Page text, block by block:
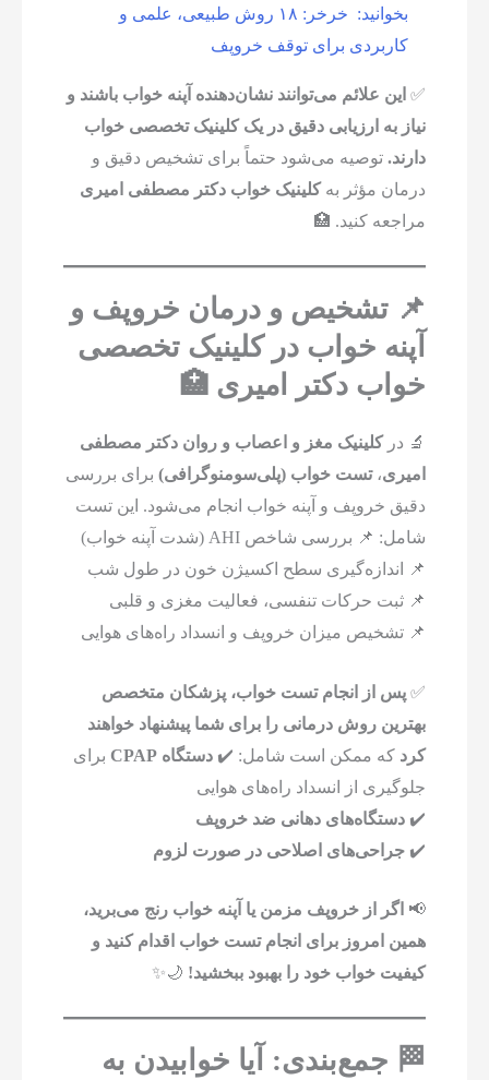
بخوانید:
خرخر: ۱۸ روش طبیعی، علمی و
کاربردی برای توقف خروپف
✅ این علائم می‌توانند نشان‌دهنده آپنه خواب باشند و
نیاز به ارزیابی دقیق در یک کلینیک تخصصی خواب
دارند. توصیه می‌شود حتماً برای تشخیص دقیق و
درمان مؤثر بهکلینیک خواب دکتر مصطفی امیری
مراجعه کنید. 🏥
📌 تشخیص و درمان خروپف و
آپنه خواب در کلینیک تخصصی
خواب دکتر امیری 🏥
🔬 درکلینیک مغز و اعصاب و روان دکتر مصطفی
امیری،تست خواب (پلی‌سومنوگرافی) برای بررسی
دقیق خروپف و آپنه خواب انجام می‌شود. این تست
شامل: 📌 بررسی شاخص AHI (شدت آپنه خواب)
📌 اندازه‌گیری سطح اکسیژن خون در طول شب
📌 ثبت حرکات تنفسی، فعالیت مغزی و قلبی
📌 تشخیص میزان خروپف و انسداد راه‌های هوایی
✅پس از انجام تست خواب، پزشکان متخصص
بهترین روش درمانی را برای شما پیشنهاد خواهند
کرد که ممکن است شامل: ✔️دستگاه CPAP
برای
جلوگیری از انسداد راه‌های هوایی
✔️دستگاه‌های دهانی ضد خروپف
✔️جراحی‌های اصلاحی در صورت لزوم
📢 اگر از خروپف مزمن یا آپنه خواب رنج می‌برید،
همین امروز برای انجام تست خواب اقدام کنید و
کیفیت خواب خود را بهبود ببخشید! 🌙✨
🏁 جمع‌بندی: آیا خوابیدن به